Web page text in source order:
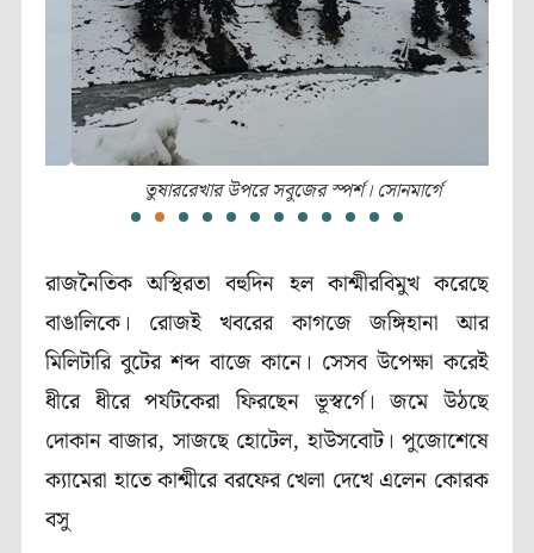
তুষাররেখার উপরে সবুজের স্পর্শ। সোনমার্গে
রাজনৈতিক অস্থিরতা বহুদিন হল কাশ্মীরবিমুখ করেছে
বাঙালিকে। রোজই খবরের কাগজে জঙ্গিহানা আর
মিলিটারি বুটের শব্দ বাজে কানে। সেসব উপেক্ষা করেই
ধীরে ধীরে পর্যটকেরা ফিরছেন ভূস্বর্গে। জমে উঠছে
দোকান বাজার, সাজছে হোটেল, হাউসবোট। পুজোশেষে
ক্যামেরা হাতে কাশ্মীরে বরফের খেলা দেখে এলেন কোরক
বসু